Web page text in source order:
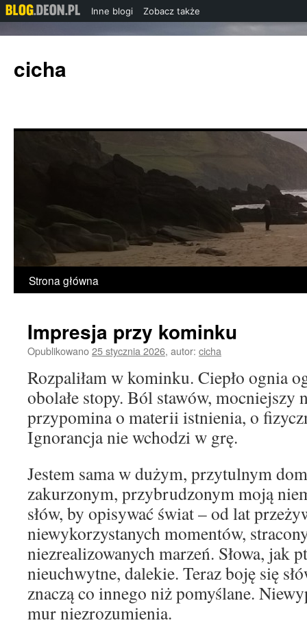
Inne blogi Zobacz także
treści
cicha
Strona główna
Impresja przy kominku
Opublikowano25 stycznia 2026, autor: cicha
Rozpaliłam w kominku. Ciepło ognia
obolałe stopy. Ból stawów, mocniejszy
przypomina o materii istnienia, o
Ignorancja nie wchodzi w grę.
Jestem sama w dużym, przytulnym
zakurzonym, przybrudzonym moją
słów, by opisywać świat – od lat
niewykorzystanych momentów,
niezrealizowanych marzeń. Słowa, jak
nieuchwytne, dalekie. Teraz boję się
znaczą co innego niż pomyślane.
mur niezrozumienia.